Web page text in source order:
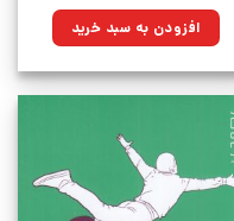
۶۰۰,۰۰۰تومان
بود.
۴۲۹,۰۰۰تومان.افزودن به سبد خرید